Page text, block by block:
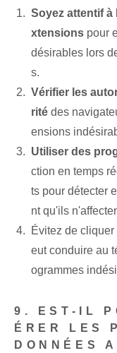
Soyez attentif à
xtensions pour
désirables lors
s.
Vérifier les
rité des
ensions
Utiliser des
ction en temps
ts pour détecter
nt qu'ils
Évitez de cliquer
eut conduire au
ogrammes
9. EST-IL
ÉRER LES
DONNÉES